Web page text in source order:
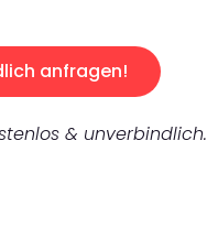
anfragen!
& unverbindlich.